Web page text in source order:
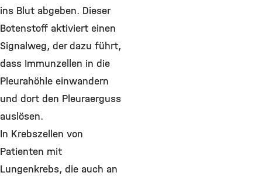
ins Blut abgeben. Dieser
Botenstoff aktiviert einen
Signalweg, der dazu führt,
dass Immunzellen in die
Pleurahöhle einwandern
und dort den Pleuraerguss
auslösen.
In Krebszellen von
Patienten mit
Lungenkrebs, die auch an